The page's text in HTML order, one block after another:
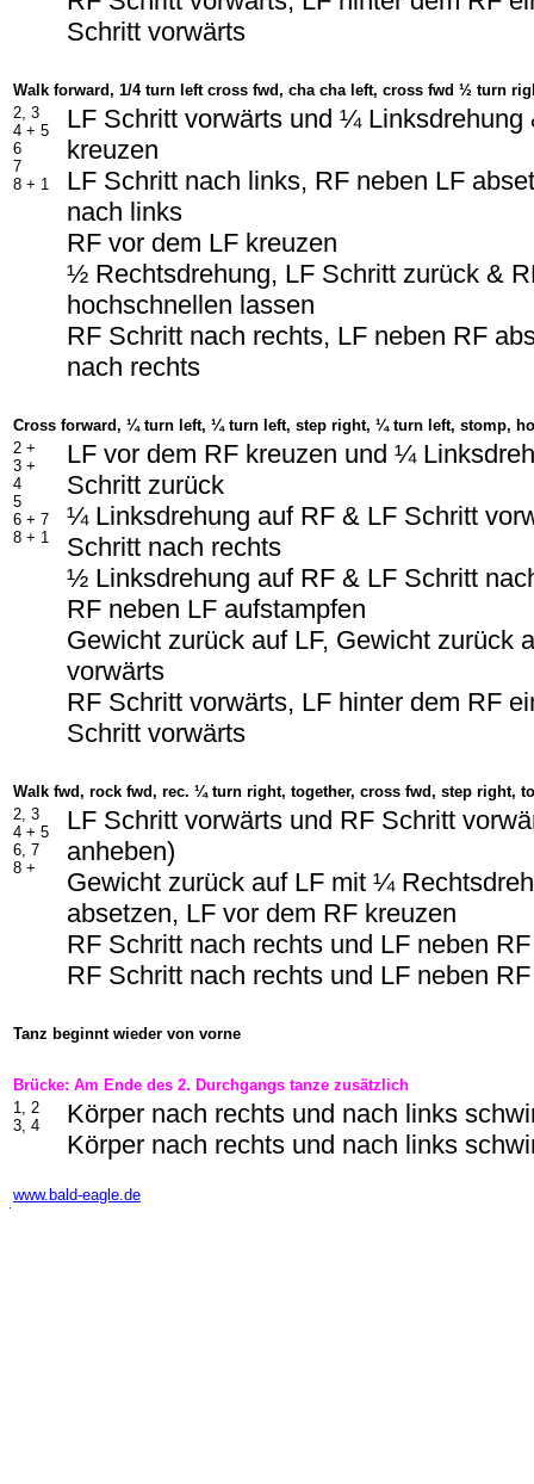
Schritt vorwärts
Walk forward, 1/4 turn left cross fwd, cha cha left, cross fwd ½ turn
2, 3
4 + 5
6
7
8 + 1
LF Schritt vorwärts und ¼ Linksdrehung
kreuzen
LF Schritt nach links, RF neben LF
nach links
RF vor dem LF kreuzen
½ Rechtsdrehung, LF Schritt zurück &
hochschnellen lassen
RF Schritt nach rechts, LF neben RF
nach rechts
Cross forward, ¼ turn left, ¼ turn left, step right, ¼ turn left, stomp,
2 +
3 +
4
5
6 + 7
8 + 1
LF vor dem RF kreuzen und ¼
Schritt zurück
¼ Linksdrehung auf RF & LF Schritt
Schritt nach rechts
½ Linksdrehung auf RF & LF Schritt
RF neben LF aufstampfen
Gewicht zurück auf LF, Gewicht zurück
vorwärts
RF Schritt vorwärts, LF hinter dem RF
Schritt vorwärts
Walk fwd, rock fwd, rec. ¼ turn right, together, cross fwd, step right,
2, 3
4 + 5
6, 7
8 +
LF Schritt vorwärts und RF Schritt
anheben)
Gewicht zurück auf LF mit ¼
absetzen, LF vor dem RF kreuzen
RF Schritt nach rechts und LF neben
RF Schritt nach rechts und LF neben
Tanz beginnt wieder von vorne
Brücke: Am Ende des 2. Durchgangs tanze zusätzlich
1, 2
3, 4
Körper nach rechts und nach links
Körper nach rechts und nach links
www.bald-eagle.de